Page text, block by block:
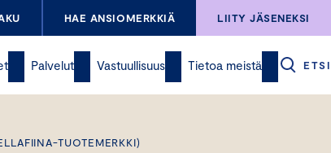
HAE ANSIOMERKKIÄ LIITY JÄSENEKSI
Palvelut Vastuullisuus Tietoa meistä ETSI
TUOTEMERKKI)